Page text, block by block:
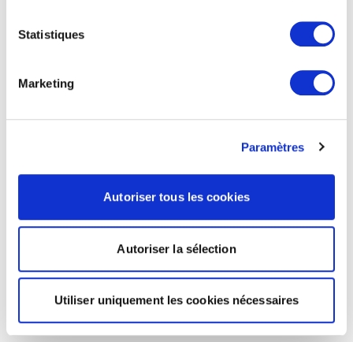
Statistiques
Marketing
Paramètres
Autoriser tous les cookies
Autoriser la sélection
Utiliser uniquement les cookies nécessaires